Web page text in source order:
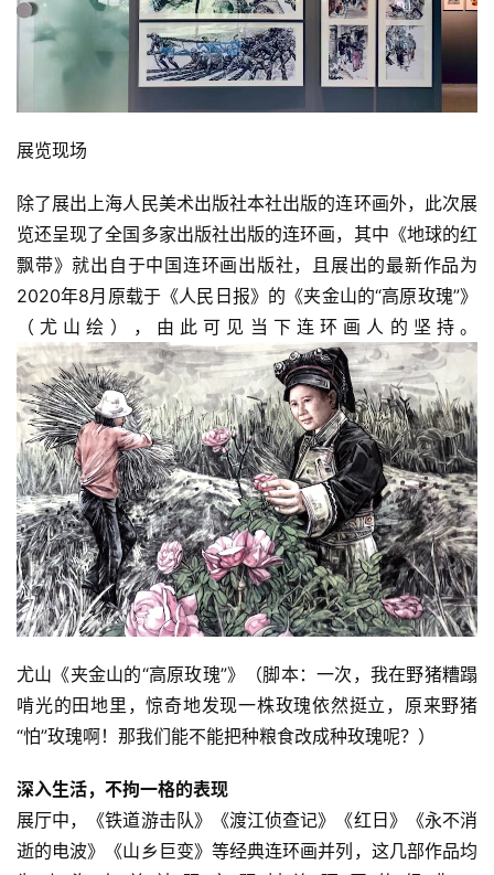
展览现场
除了展出上海人民美术出版社本社出版的连环画外，此次展
览还呈现了全国多家出版社出版的连环画，其中《地球的红
飘带》就出自于中国连环画出版社，且展出的最新作品为
2020年8月原载于《人民日报》的《夹金山的“高原玫瑰”》
（尤山绘），由此可见当下连环画人的坚持。
尤山《夹金山的“高原玫瑰”》（脚本：一次，我在野猪糟蹋
啃光的田地里，惊奇地发现一株玫瑰依然挺立，原来野猪
“怕”玫瑰啊！那我们能不能把种粮食改成种玫瑰呢？）
深入生活，不拘一格的表现
展厅中，《铁道游击队》《渡江侦查记》《红日》《永不消
逝的电波》《山乡巨变》等经典连环画并列，这几部作品均